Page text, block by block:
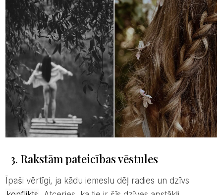
3. Rakstām pateicības vēstules
Īpaši vērtīgi, ja kādu iemeslu dēļ radies un dzīvs